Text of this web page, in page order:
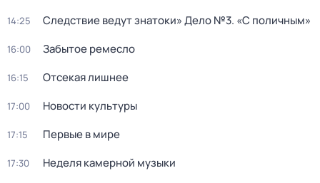
14:25 Следствие ведут знатоки» Дело №3. «С поличным»
16:00 Забытое ремесло
16:15 Отсекая лишнее
17:00 Новости культуры
17:15 Первые в мире
17:30 Неделя камерной музыки